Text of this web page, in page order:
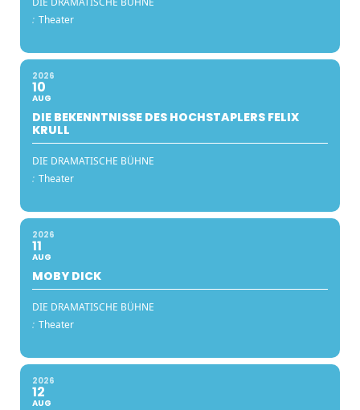
: Theater
2026
10
AUG
DIE BEKENNTNISSE DES HOCHSTAPLERS FELIX
KRULL
DIE DRAMATISCHE BÜHNE
: Theater
2026
11
AUG
MOBY DICK
DIE DRAMATISCHE BÜHNE
: Theater
2026
12
AUG